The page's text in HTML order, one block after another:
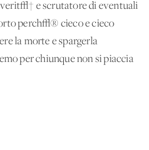
e scrutatore di eventuali
perch√® cieco e cieco
la morte e spargerla
per chiunque non si piaccia